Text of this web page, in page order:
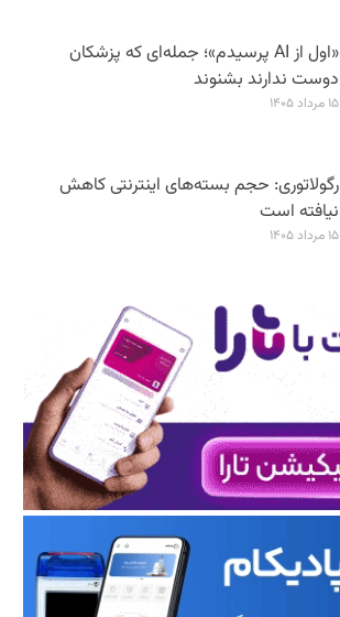
«اول از AI پرسیدم»؛ جمله‌ای که پزشکان
دوست ندارند بشنوند
۱۵ مرداد ۱۴۰۵
رگولاتوری: حجم بسته‌های اینترنتی کاهش
نیافته است
۱۵ مرداد ۱۴۰۵